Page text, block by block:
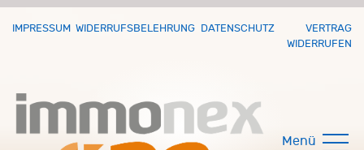
IMPRESSUM WIDERRUFSBELEHRUNG DATENSCHUTZ
VERTRAG
WIDERRUFEN
Menü